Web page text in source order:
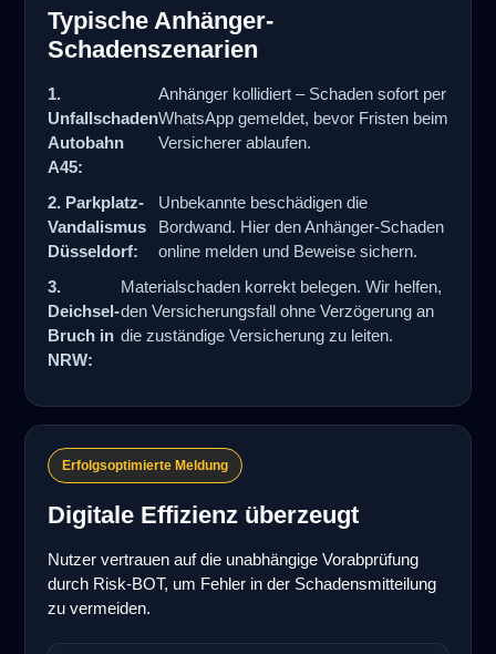
Typische Anhänger-
Schadenszenarien
1.
Unfallschaden
Autobahn
A45:
Anhänger kollidiert – Schaden sofort per
WhatsApp gemeldet, bevor Fristen beim
Versicherer ablaufen.
2. Parkplatz-
Vandalismus
Düsseldorf:
Unbekannte beschädigen die
Bordwand. Hier den Anhänger-Schaden
online melden und Beweise sichern.
3.
Deichsel-
Bruch in
NRW:
Materialschaden korrekt belegen. Wir helfen,
den Versicherungsfall ohne Verzögerung an
die zuständige Versicherung zu leiten.
Erfolgsoptimierte Meldung
Digitale Effizienz überzeugt
Nutzer vertrauen auf die unabhängige Vorabprüfung
durch Risk-BOT, um Fehler in der Schadensmitteilung
zu vermeiden.